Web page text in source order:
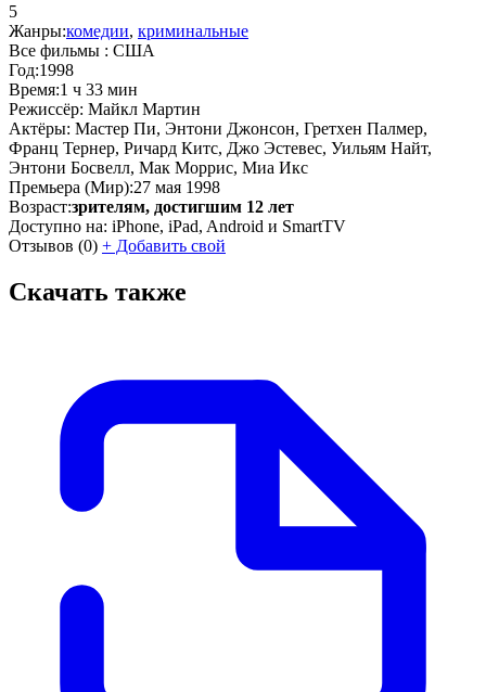
5
Жанры:комедии, криминальные
Все фильмы : США
Год:1998
Время:1 ч 33 мин
Режиссёр: Майкл Мартин
Актёры: Мастер Пи, Энтони Джонсон, Гретхен Палмер,
Франц Тернер, Ричард Китс, Джо Эстевес, Уильям Найт,
Энтони Босвелл, Мак Моррис, Миа Икс
Премьера (Мир):27 мая 1998
Возраст:зрителям, достигшим 12 лет
Доступно на: iPhone, iPad, Android и SmartTV
Отзывов (0) + Добавить свой
Скачать также